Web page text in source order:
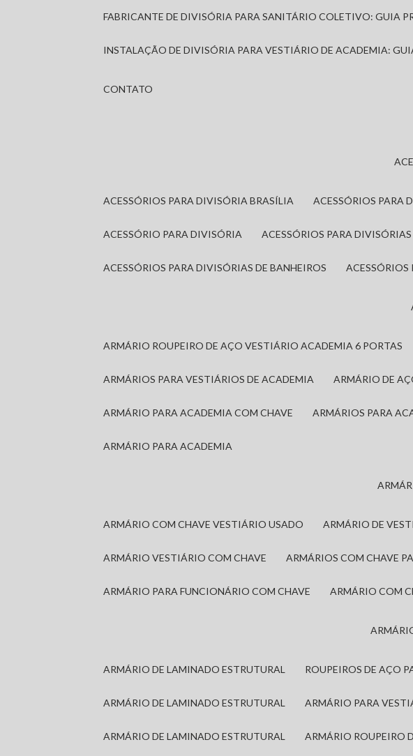
FABRICANTE DE DIVISÓRIA PARA SANITÁRIO COLETIVO: GUIA
INSTALAÇÃO DE DIVISÓRIA PARA VESTIÁRIO DE ACADEMIA:
CONTATO
ACESSÓRIOS PARA DIVISÓRIA BRASÍLIA ACESSÓRIOS
ACESSÓRIO PARA DIVISÓRIA ACESSÓRIOS PARA
ACESSÓRIOS PARA DIVISÓRIAS DE BANHEIROS
ARMÁRIO ROUPEIRO DE AÇO VESTIÁRIO ACADEMIA 6 PORTAS
ARMÁRIOS PARA VESTIÁRIOS DE ACADEMIA ARMÁRIO DE
ARMÁRIO PARA ACADEMIA COM CHAVE ARMÁRIOS PARA
ARMÁRIO PARA ACADEMIA
ARMÁRIO COM CHAVE VESTIÁRIO USADO ARMÁRIO DE
ARMÁRIO VESTIÁRIO COM CHAVE ARMÁRIOS COM CHAVE
ARMÁRIO PARA FUNCIONÁRIO COM CHAVE ARMÁRIO COM
ARMÁRIO DE LAMINADO ESTRUTURAL ROUPEIROS DE AÇO
ARMÁRIO DE LAMINADO ESTRUTURAL ARMÁRIO PARA
ARMÁRIO DE LAMINADO ESTRUTURAL ARMÁRIO ROUPEIRO